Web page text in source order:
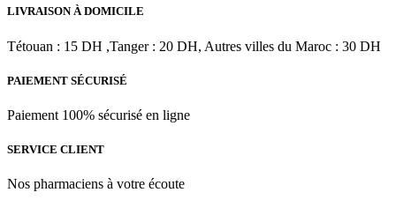
150
LIVRAISON À DOMICILE
Tétouan : 15 DH ,Tanger : 20 DH, Autres villes du Maroc : 30 DH
PAIEMENT SÉCURISÉ
Paiement 100% sécurisé en ligne
SERVICE CLIENT
Nos pharmaciens à votre écoute